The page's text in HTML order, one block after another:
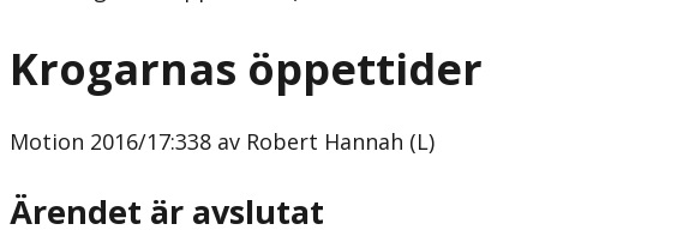
Krogarnas öppettider
Motion 2016/17:338 av Robert Hannah (L)
Ärendet är avslutat